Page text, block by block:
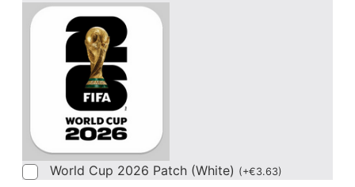
World Cup 2026 Patch (White) (+€3.63)